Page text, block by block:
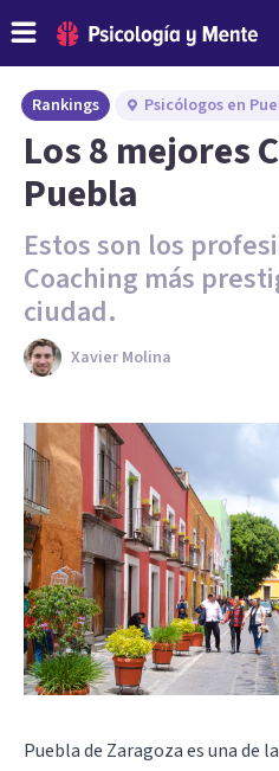
Rankings Psicólogos en
Los 8 mejores
Puebla
Estos son los
Coaching más
ciudad.
Xavier Molina
Puebla de Zaragoza es una de